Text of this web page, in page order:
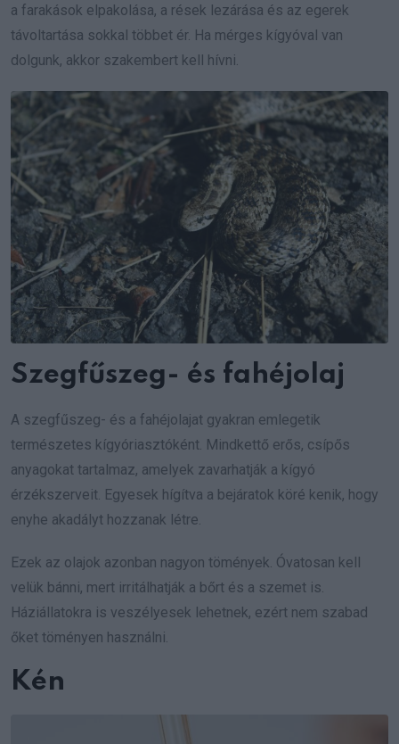
a farakások elpakolása, a rések lezárása és az egerek
távoltartása sokkal többet ér. Ha mérges kígyóval van
dolgunk, akkor szakembert kell hívni.
Szegfűszeg- és fahéjolaj
A szegfűszeg- és a fahéjolajat gyakran emlegetik
természetes kígyóriasztóként. Mindkettő erős, csípős
anyagokat tartalmaz, amelyek zavarhatják a kígyó
érzékszerveit. Egyesek hígítva a bejáratok köré kenik, hogy
enyhe akadályt hozzanak létre.
Ezek az olajok azonban nagyon tömények. Óvatosan kell
velük bánni, mert irritálhatják a bőrt és a szemet is.
Háziállatokra is veszélyesek lehetnek, ezért nem szabad
őket töményen használni.
Kén